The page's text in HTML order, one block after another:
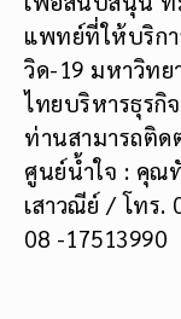
แพทย์ที่ให้บริก
วิด-19 มหาวิทย
ไทยบริหารธุรกิจ
ท่านสามารถติด
ศูนย์น้ำใจ : คุณ
เสาวณีย์ / โทร.
08 -17513990